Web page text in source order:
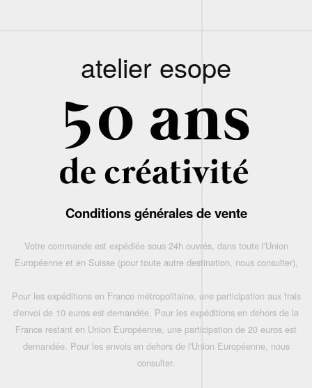
atelier esope
Conditions générales de vente
Votre commande est expédiée sous 24h ouvrés, dans toute l'Union
Européenne et en Suisse (pour toute autre destination, nous consulter),
Pour les expéditions en France métropolitaine, une participation aux frais
d'envoi de 10 euros est demandée. Pour les expéditions en dehors de la
France restant en Union Européenne, une participation de 20 euros est
demandée. Pour les envois en dehors de l'Union Européenne, nous
consulter.